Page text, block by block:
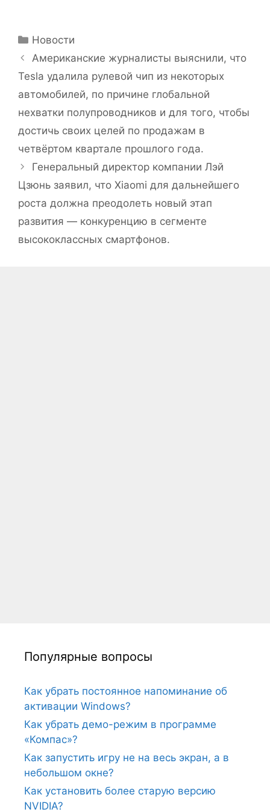
Рубрики
Новости
Американские журналисты выяснили, что
Tesla удалила рулевой чип из некоторых
автомобилей, по причине глобальной
нехватки полупроводников и для того, чтобы
достичь своих целей по продажам в
четвёртом квартале прошлого года.
Генеральный директор компании Лэй
Цзюнь заявил, что Xiaomi для дальнейшего
роста должна преодолеть новый этап
развития — конкуренцию в сегменте
высококлассных смартфонов.
Популярные вопросы
Как убрать постоянное напоминание об
активации Windows?
Как убрать демо-режим в программе
«Компас»?
Как запустить игру не на весь экран, а в
небольшом окне?
Как установить более старую версию
NVIDIA?